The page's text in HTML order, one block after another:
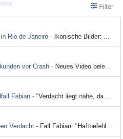
Filter
Rio de Janeiro -
Ikonische Bilder: Prinz William auf Lady Dianas Spuren
vor Crash - Neues Video belegt wohl Theorie zu Flugzeugabsturz
Fabian - "Verdacht liegt nahe, dass es sich um Ex des Vaters handelt"
Verdacht - Fall Fabian: "Haftbefehl wurde vollstreckt"